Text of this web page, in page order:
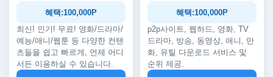
혜택:100,000P
최신! 인기! 무료! 영화/드라마/
예능/애니/웹툰 등 다양한 컨텐
츠들을 쉽고 빠르게, 언제 어디
서든 이용하실 수 있습니다.
혜택:100,000P
p2p사이트, 웹하드, 영화, TV
드라마, 방송, 동영상, 애니, 만
화, 유틸 다운로드 서비스 및
순위 제공.